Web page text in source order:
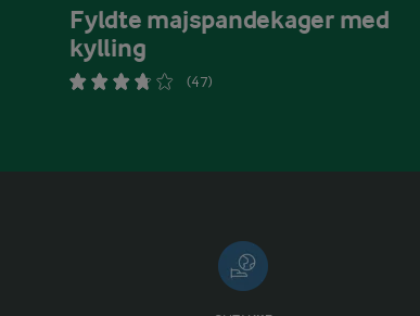
Fyldte majspandekager med
kylling
(47)